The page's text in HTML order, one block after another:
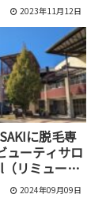
2023年11月12日
に脱毛専
ューティサロ
リミューチ
7月29日にオ
2024年09月09日